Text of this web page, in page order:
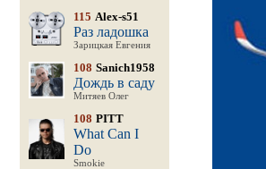
115 Alex-s51
Раз ладошка
Зарицкая Евгения
108 Sanich1958
Дождь в саду
Митяев Олег
108 PITT
What Can I
Do
Smokie